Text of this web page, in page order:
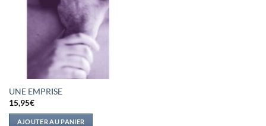
UNE EMPRISE
15,95€
AJOUTER AU PANIER